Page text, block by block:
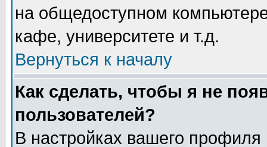
на общедоступном
кафе, университете и т.д.
Вернуться к началу
Как сделать, чтобы я не
пользователей?
В настройках вашего